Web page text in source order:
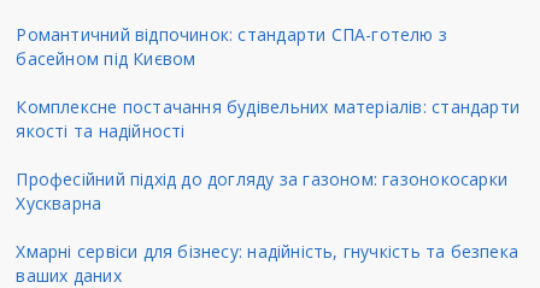
Романтичний відпочинок: стандарти СПА-готелю з
басейном під Києвом
Комплексне постачання будівельних матеріалів: стандарти
якості та надійності
Професійний підхід до догляду за газоном: газонокосарки
Хускварна
Хмарні сервіси для бізнесу: надійність, гнучкість та безпека
ваших даних